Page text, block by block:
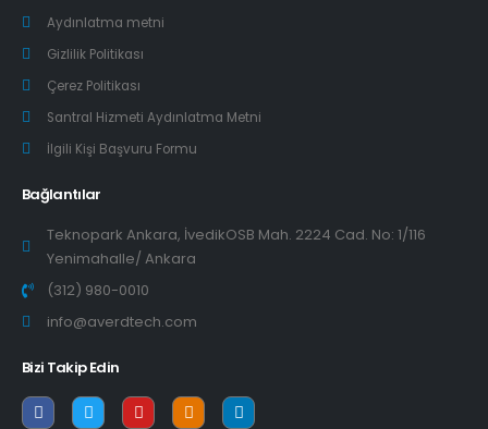
Aydınlatma metni
Gizlilik Politikası
Çerez Politikası
Santral Hizmeti Aydınlatma Metni
İlgili Kişi Başvuru Formu
Bağlantılar
Teknopark Ankara, İvedikOSB Mah. 2224 Cad. No: 1/116
Yenimahalle/ Ankara
(312) 980-0010
info@averdtech.com
Bizi Takip Edin